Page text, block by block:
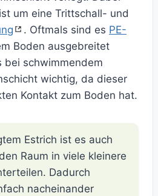
um eine Trittschall- und
. Oftmals sind es PE-
Boden ausgebreitet
bei schwimmendem
wichtig, da dieser
Kontakt zum Boden hat.
Estrich ist es auch
Raum in viele kleinere
Dadurch
nacheinander